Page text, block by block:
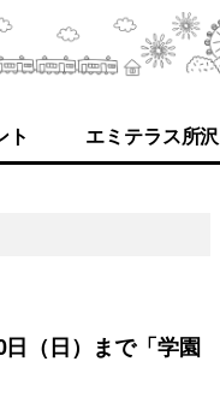
ト エミテラス所沢
（日）まで「学園